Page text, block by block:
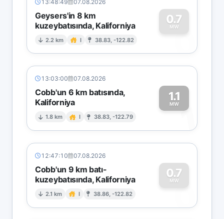
13:48:49 07.08.2026
Geysers'in 8 km
kuzeybatısında, Kaliforniya
2.2 km I 38.83, -122.82
0.7
MW
0
13:03:00 07.08.2026
Cobb'un 6 km batısında,
Kaliforniya
1.8 km I 38.83, -122.79
1.1
MW1
12:47:10 07.08.2026
Cobb'un 9 km batı-
kuzeybatısında, Kaliforniya
2.1 km I 38.86, -122.82
0.7
MW
0